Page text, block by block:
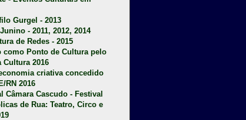
Gurgel - 2013
- 2011, 2012, 2014
de Redes - 2015
como Ponto de Cultura pelo
Cultura 2016
criativa concedido
RN 2016
Câmara Cascudo - Festival
de Rua: Teatro, Circo e